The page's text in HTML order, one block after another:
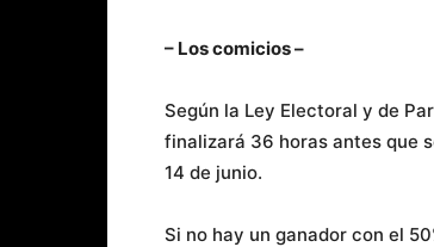
– Los comicios –
Según la Ley Electoral y de
finalizará 36 horas antes que
14 de junio.
Si no hay un ganador con el